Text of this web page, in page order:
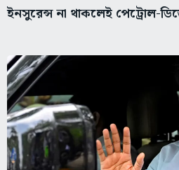
ইনসুরেন্স না থাকলেই পেট্রোল-